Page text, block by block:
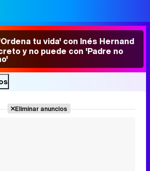
tu vida' con Inés Hernand
y no puede con 'Padre no
Eliminar anuncios